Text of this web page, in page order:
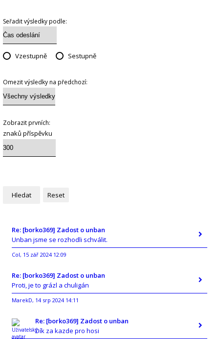
Seřadit výsledky podle:
Vzestupně Sestupně
Omezit výsledky na předchozí:
Zobrazit prvních:
znaků příspěvku
Re: [borko369] Zadost o unban
Unban jsme se rozhodli schválit.
Col, 15 zář 2024 12:09
Re: [borko369] Zadost o unban
Proti, je to grázl a chuligán
MarekD, 14 srp 2024 14:11
Re: [borko369] Zadost o unban
Dík za kazde pro hosi